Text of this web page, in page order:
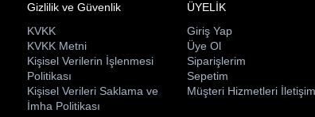
Gizlilik ve Güvenlik
KVKK
KVKK Metni
Kişisel Verilerin İşlenmesi
Politikası
Kişisel Verileri Saklama ve
İmha Politikası
ÜYELİK
Giriş Yap
Üye Ol
Siparişlerim
Sepetim
Müşteri Hizmetleri İletişim